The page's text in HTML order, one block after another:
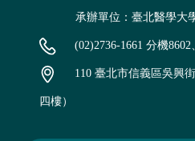
承辦單位：臺北醫學大
(02)2736-1661 分機8602
110 臺北市信義區吳興
四樓）